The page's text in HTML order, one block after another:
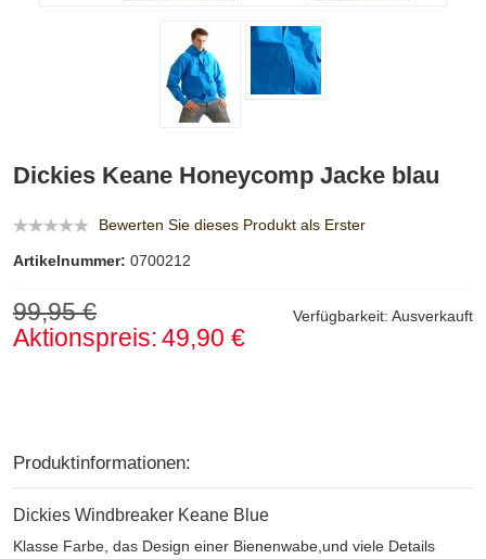
Dickies Keane Honeycomp Jacke blau
Bewerten Sie dieses Produkt als Erster
Artikelnummer: 0700212
Verfügbarkeit: Ausverkauft
99,95 €
Aktionspreis:49,90 €
Produktinformationen:
Dickies Windbreaker Keane Blue
Klasse Farbe, das Design einer Bienenwabe,und viele Details